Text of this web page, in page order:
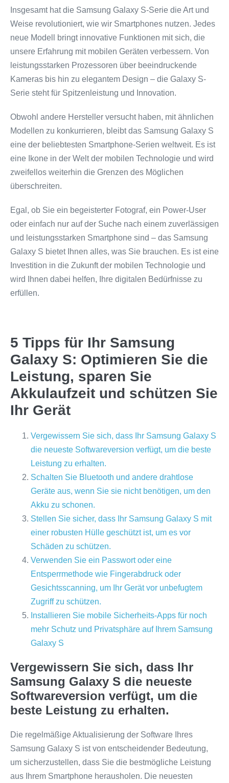
Insgesamt hat die Samsung Galaxy S-Serie die Art und
Weise revolutioniert, wie wir Smartphones nutzen. Jedes
neue Modell bringt innovative Funktionen mit sich, die
unsere Erfahrung mit mobilen Geräten verbessern. Von
leistungsstarken Prozessoren über beeindruckende
Kameras bis hin zu elegantem Design – die Galaxy S-
Serie steht für Spitzenleistung und Innovation.
Obwohl andere Hersteller versucht haben, mit ähnlichen
Modellen zu konkurrieren, bleibt das Samsung Galaxy S
eine der beliebtesten Smartphone-Serien weltweit. Es ist
eine Ikone in der Welt der mobilen Technologie und wird
zweifellos weiterhin die Grenzen des Möglichen
überschreiten.
Egal, ob Sie ein begeisterter Fotograf, ein Power-User
oder einfach nur auf der Suche nach einem zuverlässigen
und leistungsstarken Smartphone sind – das Samsung
Galaxy S bietet Ihnen alles, was Sie brauchen. Es ist eine
Investition in die Zukunft der mobilen Technologie und
wird Ihnen dabei helfen, Ihre digitalen Bedürfnisse zu
erfüllen.
5 Tipps für Ihr Samsung
Galaxy S: Optimieren Sie die
Leistung, sparen Sie
Akkulaufzeit und schützen Sie
Ihr Gerät
Vergewissern Sie sich, dass Ihr Samsung Galaxy S
die neueste Softwareversion verfügt, um die beste
Leistung zu erhalten.
Schalten Sie Bluetooth und andere drahtlose
Geräte aus, wenn Sie sie nicht benötigen, um den
Akku zu schonen.
Stellen Sie sicher, dass Ihr Samsung Galaxy S mit
einer robusten Hülle geschützt ist, um es vor
Schäden zu schützen.
Verwenden Sie ein Passwort oder eine
Entsperrmethode wie Fingerabdruck oder
Gesichtsscanning, um Ihr Gerät vor unbefugtem
Zugriff zu schützen.
Installieren Sie mobile Sicherheits-Apps für noch
mehr Schutz und Privatsphäre auf Ihrem Samsung
Galaxy S
Vergewissern Sie sich, dass Ihr
Samsung Galaxy S die neueste
Softwareversion verfügt, um die
beste Leistung zu erhalten.
Die regelmäßige Aktualisierung der Software Ihres
Samsung Galaxy S ist von entscheidender Bedeutung,
um sicherzustellen, dass Sie die bestmögliche Leistung
aus Ihrem Smartphone herausholen. Die neuesten